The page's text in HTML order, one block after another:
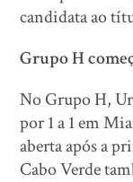
candidata ao
Grupo H
No Grupo H,
por 1 a 1 em
aberta após a
Cabo Verde